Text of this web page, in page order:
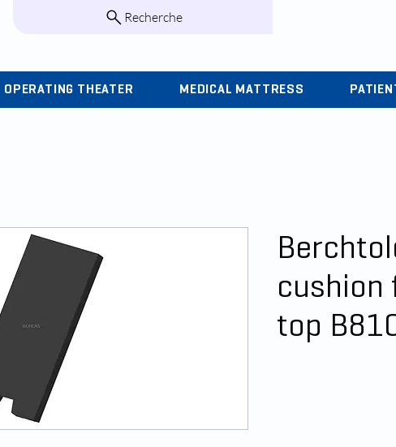
Recherche
OPERATING THEATER MEDICAL MATTRESS
cushion
top